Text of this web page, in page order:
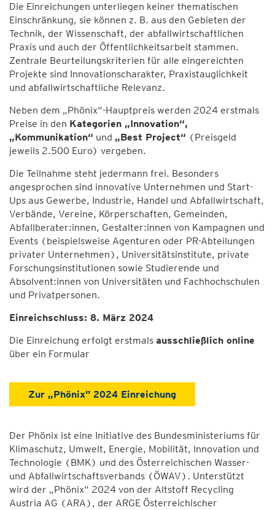
Die Einreichungen unterliegen keiner thematischen
Einschränkung, sie können z. B. aus den Gebieten der
Technik, der Wissenschaft, der abfallwirtschaftlichen
Praxis und auch der Öffentlichkeitsarbeit stammen.
Zentrale Beurteilungskriterien für alle eingereichten
Projekte sind Innovationscharakter, Praxistauglichkeit
und abfallwirtschaftliche Relevanz.
Neben dem „Phönix“-Hauptpreis werden 2024 erstmals
Preise in den Kategorien „Innovation“,
„Kommunikation“ und „Best Project“ (Preisgeld
jeweils 2.500 Euro) vergeben.
Die Teilnahme steht jedermann frei. Besonders
angesprochen sind innovative Unternehmen und Start-
Ups aus Gewerbe, Industrie, Handel und Abfallwirtschaft,
Verbände, Vereine, Körperschaften, Gemeinden,
Abfallberater:innen, Gestalter:innen von Kampagnen und
Events (beispielsweise Agenturen oder PR-Abteilungen
privater Unternehmen), Universitätsinstitute, private
Forschungsinstitutionen sowie Studierende und
Absolvent:innen von Universitäten und Fachhochschulen
und Privatpersonen.
Einreichschluss: 8. März 2024
Die Einreichung erfolgt erstmals ausschließlich online
über ein Formular
Zur „Phönix" 2024 Einreichung
Der Phönix ist eine Initiative des Bundesministeriums für
Klimaschutz, Umwelt, Energie, Mobilität, Innovation und
Technologie (BMK) und des Österreichischen Wasser-
und Abfallwirtschaftsverbands (ÖWAV). Unterstützt
wird der „Phönix“ 2024 von der Altstoff Recycling
Austria AG (ARA), der ARGE Österreichischer